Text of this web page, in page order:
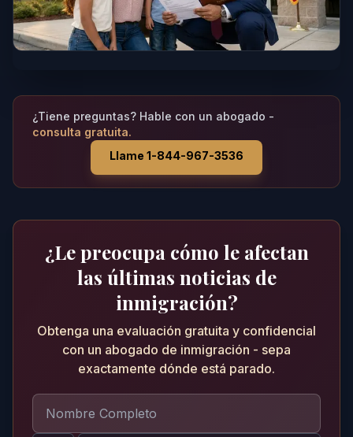
¿Tiene preguntas? Hable con un abogado -
consulta gratuita.
Llame 1-844-967-3536
¿Le preocupa cómo le afectan
las últimas noticias de
inmigración?
Obtenga una evaluación gratuita y confidencial
con un abogado de inmigración - sepa
exactamente dónde está parado.